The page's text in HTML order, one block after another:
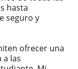
hasta
seguro y
ofrecer una
a las